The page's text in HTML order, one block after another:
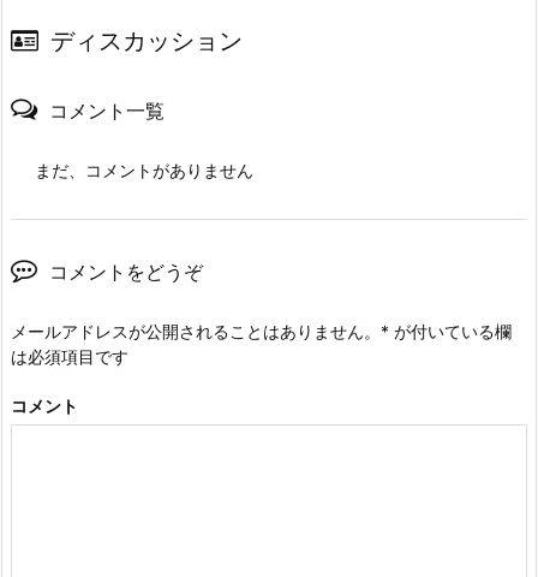
ディスカッション
コメント一覧
まだ、コメントがありません
コメントをどうぞ
メールアドレスが公開されることはありません。 * が付いている欄
は必須項目です
コメント